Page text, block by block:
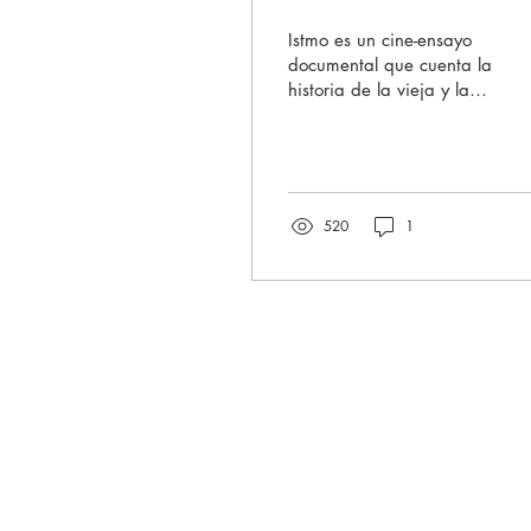
Istmo es un cine-ensayo
documental que cuenta la
historia de la vieja y la
520 1